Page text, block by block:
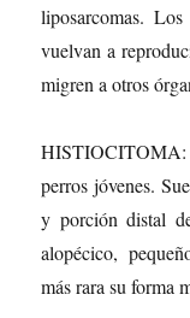
liposarcomas.
vuelvan a
migren a otros
perros jóvenes.
y porción distal
alopécico,
más rara su forma